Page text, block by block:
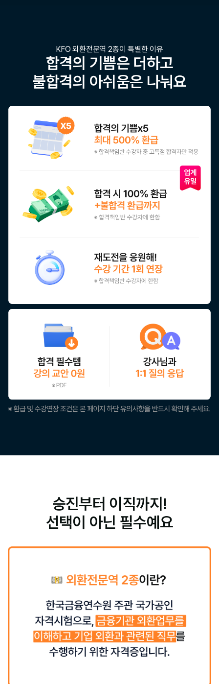
KFO 외환전문역 2종이 특별한 이유
합격의 기쁨은 더하고
불합격의 아쉬움은 나눠요
승진부터 이직까지!
선택이 아닌 필수예요